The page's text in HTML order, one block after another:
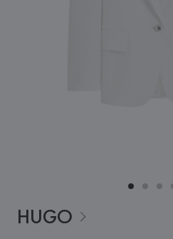
HUGO